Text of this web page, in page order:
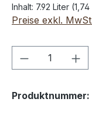
Inhalt: 7.92 Liter
Preise exkl.
Produkt
Produktnummer: